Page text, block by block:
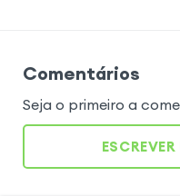
Comentários
Seja o primeiro a